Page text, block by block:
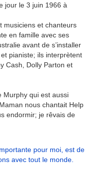
jour le 3 juin 1966 à
musiciens et chanteurs
en famille avec ses
avant de s’installer
pianiste; ils interprètent
Cash, Dolly Parton et
qui est aussi
nous chantait Help
endormir; je rêvais de
pour moi, est de
avec tout le monde.